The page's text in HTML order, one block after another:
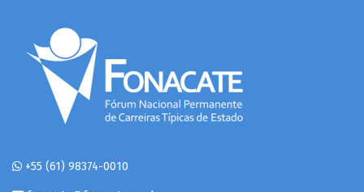
+55 (61) 98374-0010